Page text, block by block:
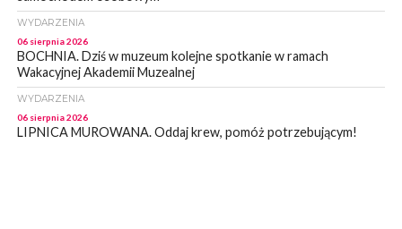
WYDARZENIA
06 sierpnia 2026
BOCHNIA. Dziś w muzeum kolejne spotkanie w ramach
Wakacyjnej Akademii Muzealnej
WYDARZENIA
06 sierpnia 2026
LIPNICA MUROWANA. Oddaj krew, pomóż potrzebującym!